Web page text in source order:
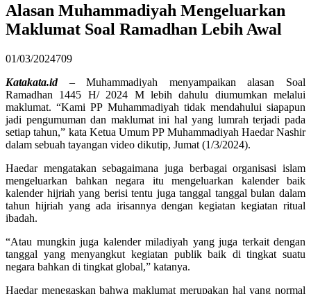
Alasan Muhammadiyah Mengeluarkan
Maklumat Soal Ramadhan Lebih Awal
01/03/2024709
Katakata.id– Muhammadiyah menyampaikan alasan Soal
Ramadhan 1445 H/ 2024 M lebih dahulu diumumkan melalui
maklumat. “Kami PP Muhammadiyah tidak mendahului siapapun
jadi pengumuman dan maklumat ini hal yang lumrah terjadi pada
setiap tahun,” kata Ketua Umum PP Muhammadiyah Haedar Nashir
dalam sebuah tayangan video dikutip, Jumat (1/3/2024).
Haedar mengatakan sebagaimana juga berbagai organisasi islam
mengeluarkan bahkan negara itu mengeluarkan kalender baik
kalender hijriah yang berisi tentu juga tanggal tanggal bulan dalam
tahun hijriah yang ada irisannya dengan kegiatan kegiatan ritual
ibadah.
“Atau mungkin juga kalender miladiyah yang juga terkait dengan
tanggal yang menyangkut kegiatan publik baik di tingkat suatu
negara bahkan di tingkat global,” katanya.
Haedar menegaskan bahwa maklumat merupakan hal yang normal